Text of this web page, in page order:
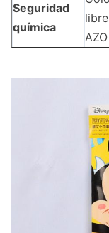
Seguridad
química
AZO